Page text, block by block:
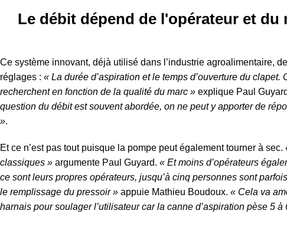
Le débit dépend de l'opérateur et du
Ce système innovant, déjà utilisé dans l’industrie agroalimentaire,
réglages : « La durée d’aspiration et le temps d’ouverture du
recherchent en fonction de la qualité du marc » explique Paul
question du débit est souvent abordée, on ne peut y apporter de
».
Et ce n’est pas tout puisque la pompe peut également tourner à sec.
classiques » argumente Paul Guyard. « Et moins d’opérateurs
ce sont leurs propres opérateurs, jusqu’à cinq personnes sont
le remplissage du pressoir » appuie Mathieu Boudoux. « Cela va
harnais pour soulager l’utilisateur car la canne d’aspiration pèse 5 à